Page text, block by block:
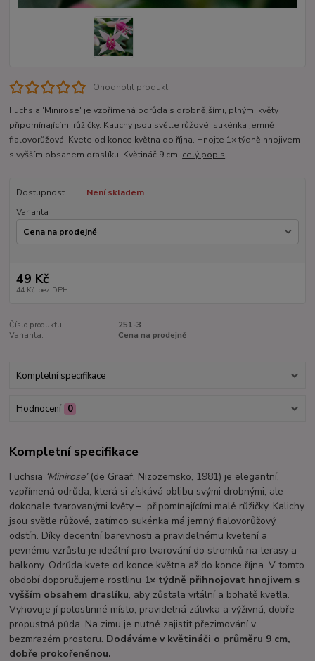
Ohodnotit produkt
Fuchsia 'Minirose' je vzpřímená odrůda s drobnějšími, plnými květy
připomínajícími růžičky. Kalichy jsou světle růžové, sukénka jemně
fialovorůžová. Kvete od konce května do října. Hnojte 1× týdně hnojivem
s vyšším obsahem draslíku. Květináč 9 cm. celý popis
Dostupnost
Není skladem
Varianta
49 Kč
44 Kč bez DPH
Číslo produktu:
251-3
Varianta:
Cena na prodejně
Kompletní specifikace
Hodnocení 0
Kompletní specifikace
Fuchsia ‘Minirose’(de Graaf, Nizozemsko, 1981) je elegantní,
vzpřímená odrůda, která si získává oblibu svými drobnými, ale
dokonale tvarovanými květy – připomínajícími malé růžičky. Kalichy
jsou světle růžové, zatímco sukénka má jemný fialovorůžový
odstín. Díky decentní barevnosti a pravidelnému kvetení a
pevnému vzrůstu je ideální pro tvarování do stromků na terasy a
balkony. Odrůda kvete od konce května až do konce října. V tomto
období doporučujeme rostlinu 1× týdně přihnojovat hnojivem s
vyšším obsahem draslíku, aby zůstala vitální a bohatě kvetla.
Vyhovuje jí polostinné místo, pravidelná zálivka a výživná, dobře
propustná půda. Na zimu je nutné zajistit přezimování v
bezmrazém prostoru. Dodáváme v květináči o průměru 9 cm,
dobře prokořeněnou.